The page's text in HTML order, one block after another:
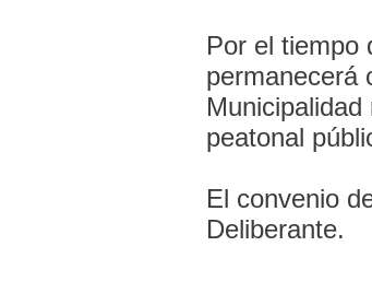
Por el tiempo
permanecerá
peatonal
El convenio
Deliberante.